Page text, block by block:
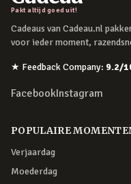
Pakt altijd goed uit!
Cadeaus van Cadeau.nl
voor ieder moment,
★ Feedback Company: 9.2/
FacebookInstagram
POPULAIRE
Verjaardag
Moederdag